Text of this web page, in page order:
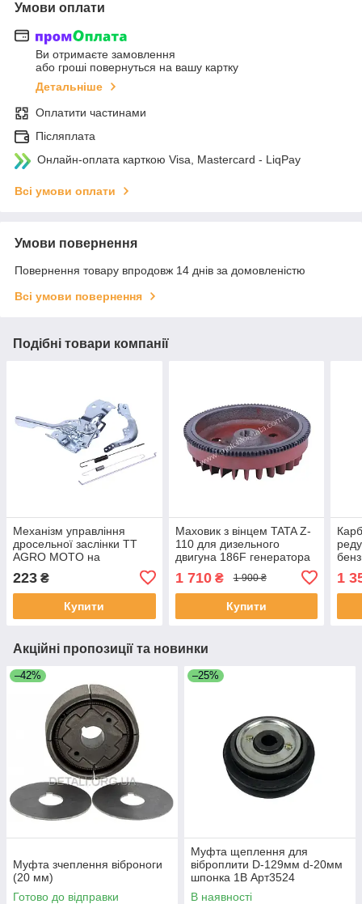
Умови оплати
Ви отримаєте замовлення
або гроші повернуться на вашу картку
Детальніше
Оплатити частинами
Післяплата
Онлайн-оплата карткою Visa, Mastercard - LiqPay
Всі умови оплати
Умови повернення
Повернення товару впродовж 14 днів за домовленістю
Всі умови повернення
Подібні товари компанії
Механізм управління
дросельної заслінки TT
AGRO MOTO на
бензиновий двигун 168F,
к-т: 4 елементи
223 ₴
Купити
Маховик з вінцем TATA Z-
110 для дизельного
двигуна 186F генератора
1 710₴ 1 900 ₴
Купити
1
Акційні пропозиції та новинки
–42%
Муфта зчеплення віброноги
(20 мм)
Готово до відправки
–25%
Муфта щеплення для
віброплити D-129мм d-20мм
шпонка 1B Арт3524
В наявності